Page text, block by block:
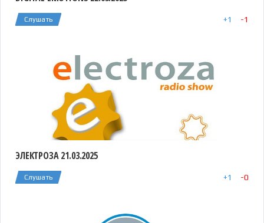
Слушать +1 -1
ЭЛЕКТРОЗА 21.03.2025
Слушать +1 -0